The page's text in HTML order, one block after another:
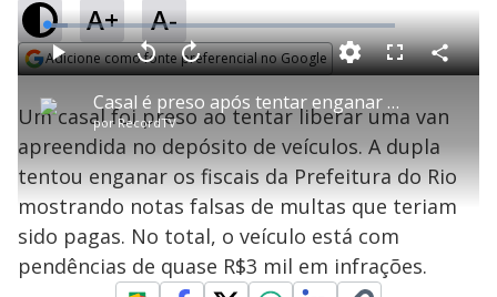
A+ A-
Adicione como fonte preferencial no Google
P
l
a
Casal é preso após tentar enganar fiscais da Prefeitura do Rio com notas falsas de multas pagas
por RecordTV
P V
l
t
a
r
0
e
g
n
d
s
A
n
ç
a
1
0
s
e
u
d
o
s
L
o
a
d
e
.
2
0
%
F
l
s
c
r
e
n
C
o
a
r
h
Um casal foi preso ao tentar liberar uma van
apreendida no depósito de veículos. A dupla
tentou enganar os fiscais da Prefeitura do Rio
mostrando notas falsas de multas que teriam
sido pagas. No total, o veículo está com
pendências de quase R$3 mil em infrações.